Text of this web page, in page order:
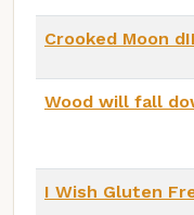
Crooked Moon
Wood will fall
I Wish Gluten